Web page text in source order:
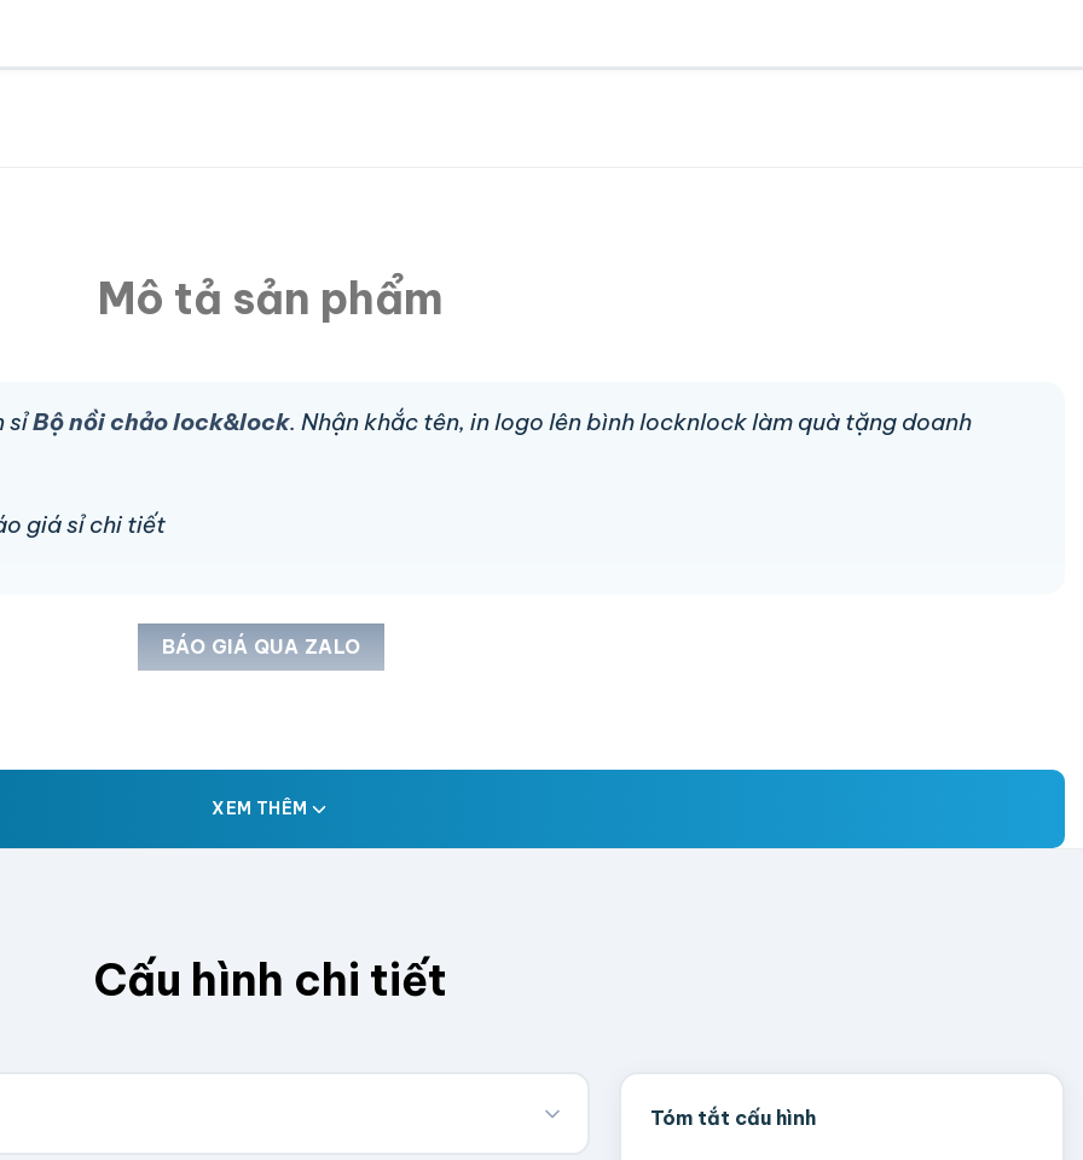
Mô tả sản phẩm
sỉBộ nồi chảo lock&lock. Nhận khắc tên, in logo lên bình locknlock làm quà tặng doanh
giá sỉ chi tiết
BÁO GIÁ QUA ZALO
XEM THÊM
Cấu hình chi tiết
Tóm tắt cấu hình